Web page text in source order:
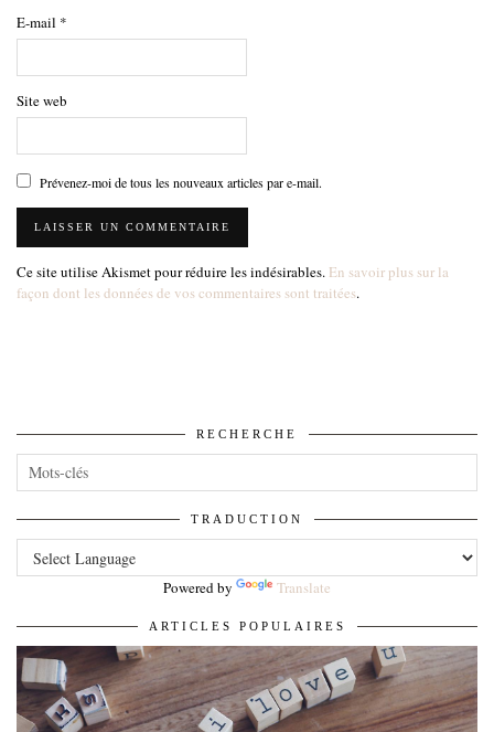
E-mail *
Site web
Prévenez-moi de tous les nouveaux articles par e-mail.
Ce site utilise Akismet pour réduire les indésirables. En savoir plus sur la
façon dont les données de vos commentaires sont traitées.
RECHERCHE
TRADUCTION
Powered by Translate
ARTICLES POPULAIRES